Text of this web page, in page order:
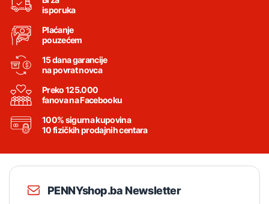
isporuka
Plaćanje
pouzećem
15 dana garancije
na povrat novca
Preko 125.000
fanova na Facebooku
100% sigurna kupovina
10 fizičkih prodajnih centara
PENNYshop.ba Newsletter